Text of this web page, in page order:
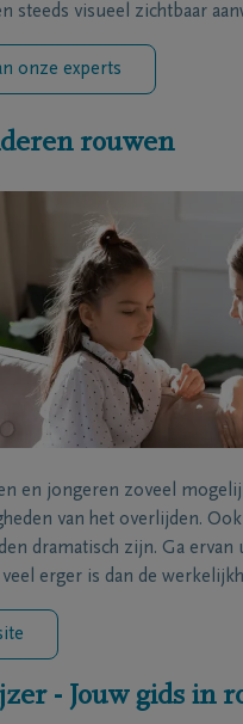
steeds visueel zichtbaar
onze experts
rouwen
en jongeren zoveel
van het overlijden. Ook
dramatisch zijn. Ga ervan
erger is dan de
- Jouw gids in